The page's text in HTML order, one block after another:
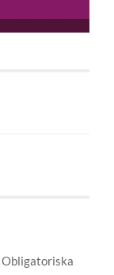
Obligatoriska